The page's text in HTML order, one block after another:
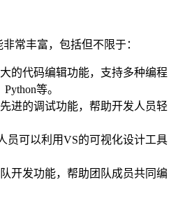
常丰富，包括但不限于：
的代码编辑功能，支持多种编程
等。
进的调试功能，帮助开发人员轻
员可以利用VS的可视化设计工具
开发功能，帮助团队成员共同编